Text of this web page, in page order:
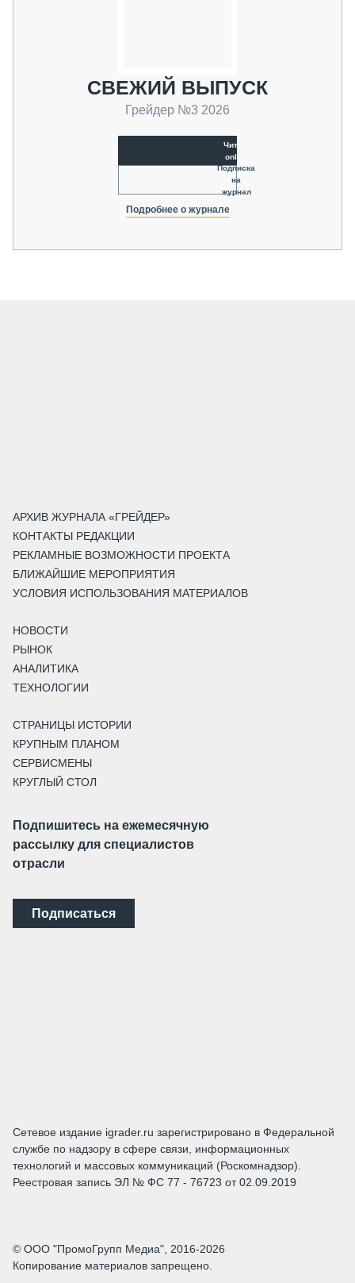
СВЕЖИЙ ВЫПУСК
Грейдер №3 2026
Читать
online
Подписка
на
журнал
Подробнее о журнале
АРХИВ ЖУРНАЛА «ГРЕЙДЕР»
КОНТАКТЫ РЕДАКЦИИ
РЕКЛАМНЫЕ ВОЗМОЖНОСТИ ПРОЕКТА
БЛИЖАЙШИЕ МЕРОПРИЯТИЯ
УСЛОВИЯ ИСПОЛЬЗОВАНИЯ МАТЕРИАЛОВ
НОВОСТИ
РЫНОК
АНАЛИТИКА
ТЕХНОЛОГИИ
СТРАНИЦЫ ИСТОРИИ
КРУПНЫМ ПЛАНОМ
СЕРВИСМЕНЫ
КРУГЛЫЙ СТОЛ
Подпишитесь на ежемесячную
рассылку для специалистов
отрасли
Подписаться
Сетевое издание igrader.ru зарегистрировано в Федеральной
службе по надзору в сфере связи, информационных
технологий и массовых коммуникаций (Роскомнадзор).
Реестровая запись ЭЛ № ФС 77 - 76723 от 02.09.2019
© ООО "ПромоГрупп Медиа", 2016-2026
Копирование материалов запрещено.